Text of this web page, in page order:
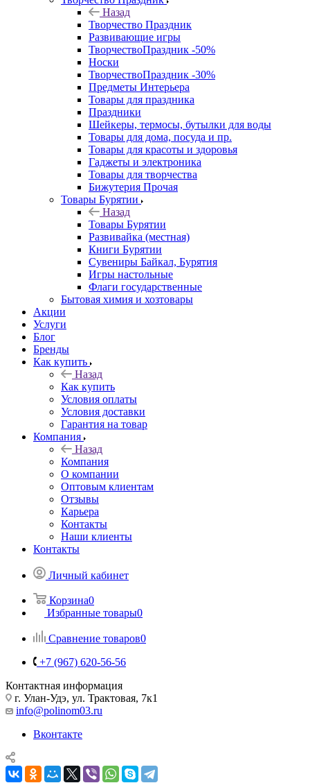
Назад
Творчество Праздник
Развивающие игры
ТворчествоПраздник -50%
Носки
ТворчествоПраздник -30%
Предметы Интерьера
Товары для праздника
Праздники
Шейкеры, термосы, бутылки для воды
Товары для дома, посуда и пр.
Товары для красоты и здоровья
Гаджеты и электроника
Товары для творчества
Бижутерия Прочая
Товары Бурятии
Назад
Товары Бурятии
Развивайка (местная)
Книги Бурятии
Сувениры Байкал, Бурятия
Игры настольные
Флаги государственные
Бытовая химия и хозтовары
Акции
Услуги
Блог
Бренды
Как купить
Назад
Как купить
Условия оплаты
Условия доставки
Гарантия на товар
Компания
Назад
Компания
О компании
Оптовым клиентам
Отзывы
Карьера
Контакты
Наши клиенты
Контакты
Личный кабинет
Корзина0
Избранные товары0
Сравнение товаров0
+7 (967) 620-56-56
Контактная информация
г. Улан-Удэ, ул. Трактовая, 7к1
info@polinom03.ru
Вконтакте